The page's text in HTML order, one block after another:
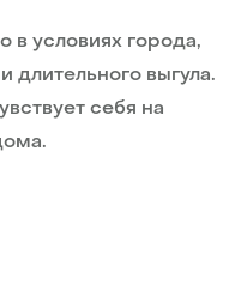
условиях города,
длительного выгула.
себя на